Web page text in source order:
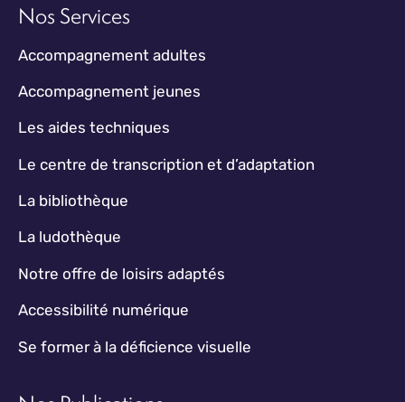
Nos Services
Accompagnement adultes
Accompagnement jeunes
Les aides techniques
Le centre de transcription et d’adaptation
La bibliothèque
La ludothèque
Notre offre de loisirs adaptés
Accessibilité numérique
Se former à la déficience visuelle